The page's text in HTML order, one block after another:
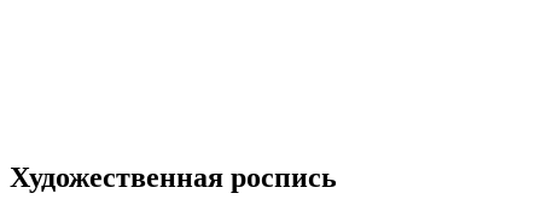
Художественная роспись